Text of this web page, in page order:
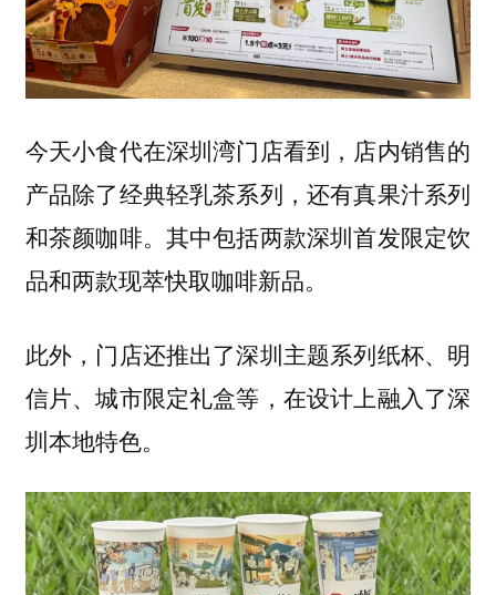
今天小食代在深圳湾门店看到，店内销售的
产品除了经典轻乳茶系列，还有真果汁系列
和茶颜咖啡。其中包括两款深圳首发限定饮
品和两款现萃快取咖啡新品。
此外，门店还推出了深圳主题系列纸杯、明
信片、城市限定礼盒等，在设计上融入了深
圳本地特色。